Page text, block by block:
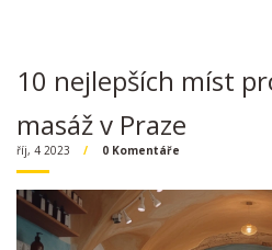
10 nejlepších míst
masáž v Praze
říj, 4 2023 0 Komentáře